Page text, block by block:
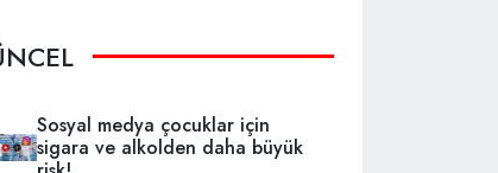
Sosyal medya çocuklar için
sigara ve alkolden daha büyük